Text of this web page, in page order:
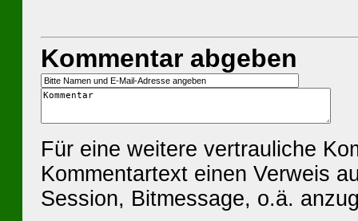
Kommentar abgeben
Für eine weitere vertrauliche
Kommentartext einen Verweis
Session, Bitmessage, o.ä.